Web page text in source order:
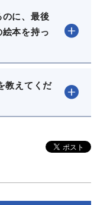
のに、最後
本を持っ
教えてくだ